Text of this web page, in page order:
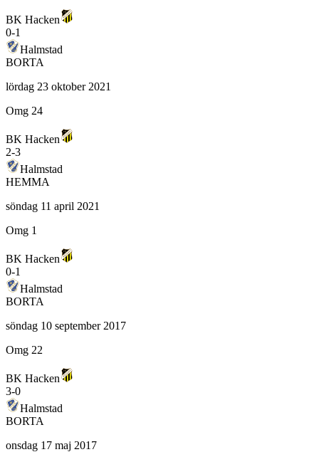
BK Hacken
0-1
Halmstad
BORTA
lördag 23 oktober 2021
Omg 24
BK Hacken
2-3
Halmstad
HEMMA
söndag 11 april 2021
Omg 1
BK Hacken
0-1
Halmstad
BORTA
söndag 10 september 2017
Omg 22
BK Hacken
3-0
Halmstad
BORTA
onsdag 17 maj 2017